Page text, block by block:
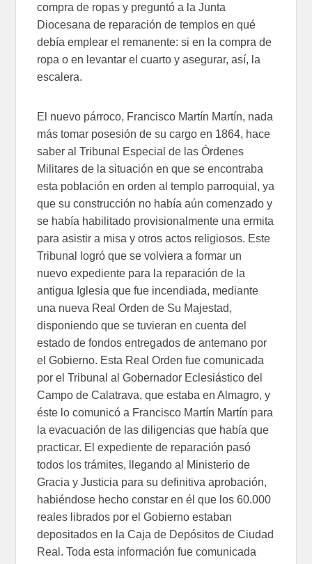
compra de ropas y preguntó a la Junta
Diocesana de reparación de templos en qué
debía emplear el remanente: si en la compra de
ropa o en levantar el cuarto y asegurar, así, la
escalera.
El nuevo párroco, Francisco Martín Martín, nada
más tomar posesión de su cargo en 1864, hace
saber al Tribunal Especial de las Órdenes
Militares de la situación en que se encontraba
esta población en orden al templo parroquial, ya
que su construcción no había aún comenzado y
se había habilitado provisionalmente una ermita
para asistir a misa y otros actos religiosos. Este
Tribunal logró que se volviera a formar un
nuevo expediente para la reparación de la
antigua Iglesia que fue incendiada, mediante
una nueva Real Orden de Su Majestad,
disponiendo que se tuvieran en cuenta del
estado de fondos entregados de antemano por
el Gobierno. Esta Real Orden fue comunicada
por el Tribunal al Gobernador Eclesiástico del
Campo de Calatrava, que estaba en Almagro, y
éste lo comunicó a Francisco Martín Martín para
la evacuación de las diligencias que había que
practicar. El expediente de reparación pasó
todos los trámites, llegando al Ministerio de
Gracia y Justicia para su definitiva aprobación,
habiéndose hecho constar en él que los 60.000
reales librados por el Gobierno estaban
depositados en la Caja de Depósitos de Ciudad
Real. Toda esta información fue comunicada